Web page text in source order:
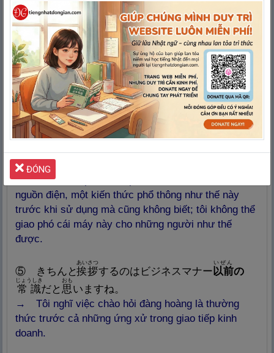
③ 受験 動 的は
Nghĩa: Tiếp tục, tiếp theo, nối
tiếp
Nghĩa: Trước, trước đây, trước
khi
đoạn
調査項
Nghĩa: Mục, khoản, số hạng,
cái gáy
目
ちょうさこうもく
だ。面
tiếp
めんせつ
ではもっと他
た
のことを質問
Nghĩa: Hỏi, tra xét, hỏi thăm
しつもん
する
べきだろう。
→ Động cơ và mục đích của thí sinh là phần cần
điều tra trước giai đoạn phỏng vấn. Còn trong lúc
phỏng vấn, có lẽ cần phải hỏi về những vấn đề khác
hơn.
④ まずコンセントを差
Nghĩa: Sự khác biệt, khoảng
さ
し込
こ
んでから 源
Nghĩa: Nguồn (nước), tài
でんげん
を入
い
れる
つか
khi
かたいぜん
thường, luôn luôn
じょうしき ひと
の 機械を
→ Trước hết phải cắm phích vào ổ cắm rồi mới mở
nguồn điện, một kiến thức phổ thông như thế này
trước khi sử dụng mà cũng không biết; tôi không thể
giao phó cái máy này cho những người như thế
được.
⑤ きちんと挨
Nghĩa: Đùn đẩy, chen liền nhau.
Lần lượt theo thứ tự gọi là ai.
拶
Nghĩa: Bức bách (đè ép).
あいさつ
するのはビジネスマナー 以前
Nghĩa: Trước, trước đây, trước
いぜん
の
常
Nghĩa: Bình thường, thông
thường, luôn luôn
識
じょうしき
だと 思
おも
いますね。
→ Tôi nghĩ việc chào hỏi đàng hoàng là thường
thức trước cả những ứng xử trong giao tiếp kinh
doanh.
ĐÓNG